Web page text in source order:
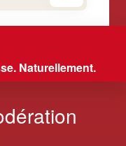
Naturellement.